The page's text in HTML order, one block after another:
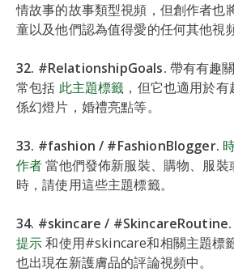
情故事的故事類型視頻，但創作者也
童以及他們認為值得愛的任何其他視
32. #RelationshipGoals. 帶有有趣
常包括 此主題標籤 ，但它也適用於
係幻燈片，婚禮亮點等。
33. #fashion / #FashionBlogger.
作者當他們發佈新服裝、購物、服
時，請使用這些主題標籤。
34. #skincare / #SkincareRoutine.
提示和使用#skincare和相關主題標
也出現在新護膚品的評論視頻中。